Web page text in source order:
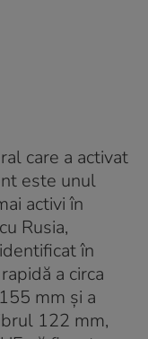
care a activat
este unul
activi în
Rusia,
în
a circa
mm şi a
122 mm,